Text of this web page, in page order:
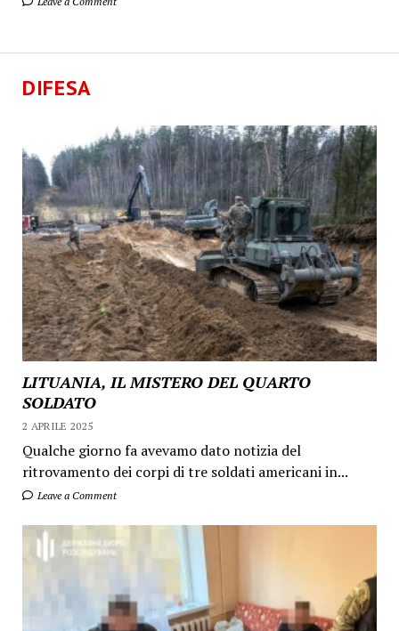
DIFESA
LITUANIA, IL MISTERO DEL QUARTO
SOLDATO
2 APRILE 2025
Qualche giorno fa avevamo dato notizia del
ritrovamento dei corpi di tre soldati americani in...
Leave a Comment